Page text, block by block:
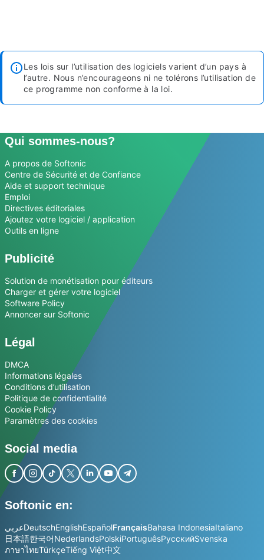
Les lois sur l’utilisation des logiciels varient d’un pays à
l’autre. Nous n’encourageons ni ne tolérons l’utilisation de
ce programme non conforme à la loi.
Qui sommes-nous?
A propos de Softonic
Centre de Sécurité et de Confiance
Aide et support technique
Emploi
Directives éditoriales
Ajoutez votre logiciel / application
Outils en ligne
Publicité
Solution de monétisation pour éditeurs
Charger et gérer votre logiciel
Software Policy
Annoncer sur Softonic
Légal
DMCA
Informations légales
Conditions d’utilisation
Politique de confidentialité
Cookie Policy
Paramètres des cookies
Social media
Softonic en:
عربيDeutschEnglishEspañolFrançaisBahasa IndonesiaItaliano
日本語한국어NederlandsPolskiPortuguêsРусскийSvenska
ภาษาไทยTürkçeTiếng Việt中文